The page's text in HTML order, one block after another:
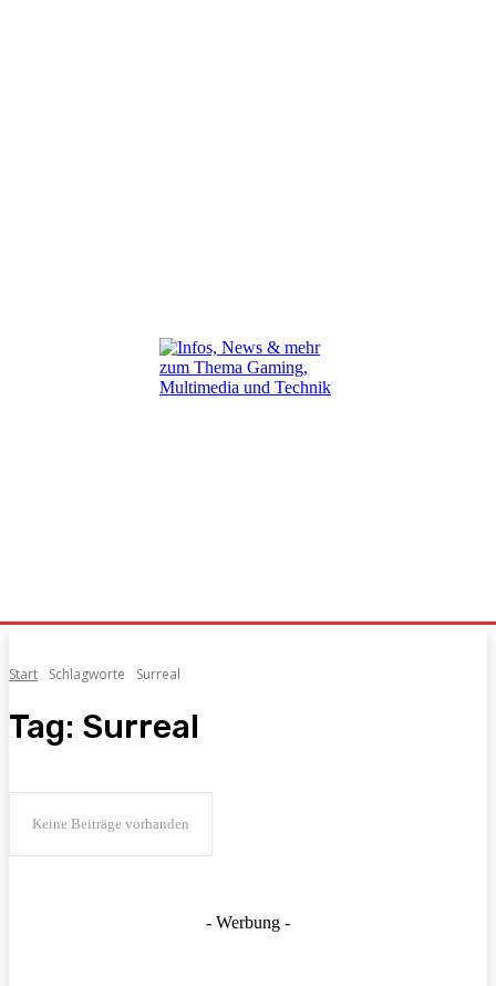
Start Schlagworte Surreal
Tag: Surreal
Keine Beiträge vorhanden
- Werbung -